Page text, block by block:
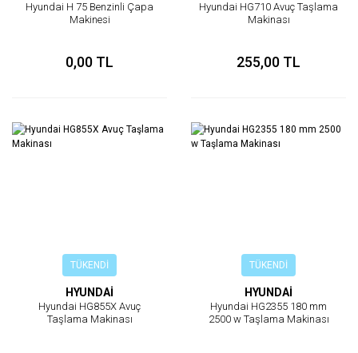
Hyundai H 75 Benzinli Çapa
Makinesi
0,00 TL
Hyundai HG710 Avuç Taşlama
Makinası
255,00 TL
TÜKENDİ
HYUNDAİ
Hyundai HG855X Avuç
Taşlama Makinası
TÜKENDİ
HYUNDAİ
Hyundai HG2355 180 mm
2500 w Taşlama Makinası